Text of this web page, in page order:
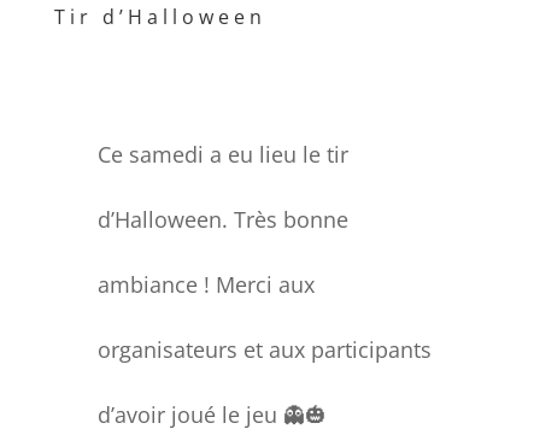
Tir d’Halloween
Ce samedi a eu lieu le tir
d’Halloween. Très bonne
ambiance ! Merci aux
organisateurs et aux participants
d’avoir joué le jeu 👻🎃